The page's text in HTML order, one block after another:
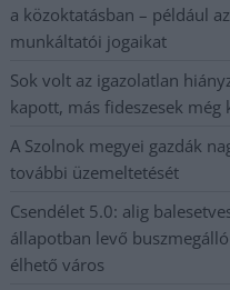
a közoktatásban – például
munkáltatói jogaikat
Sok volt az igazolatlan
kapott, más fideszesek még
A Szolnok megyei gazdák
további üzemeltetését
Csendélet 5.0: alig
állapotban levő
élhető város